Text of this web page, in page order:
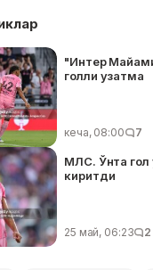
"Интер
голли узатма
кеча, 08:00 7
МЛС. Ўнта гол
киритди
25 май, 06:23 2